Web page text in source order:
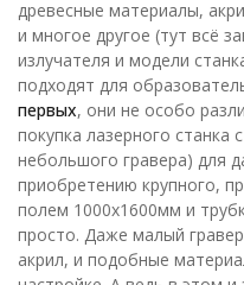
древесные материалы,
и многое другое (тут всё
излучателя и модели
подходят для
первых, они не особо
покупка лазерного станка
небольшого гравера) для
приобретению крупного,
полем 1000х1600мм и
просто. Даже малый
акрил, и подобные